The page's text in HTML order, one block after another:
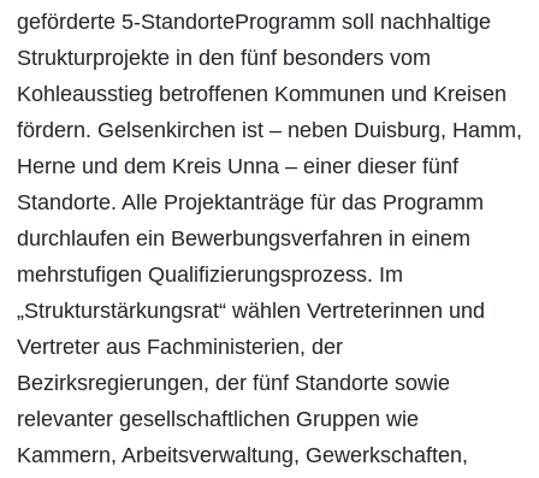
geförderte 5-StandorteProgramm soll nachhaltige
Strukturprojekte in den fünf besonders vom
Kohleausstieg betroffenen Kommunen und Kreisen
fördern. Gelsenkirchen ist – neben Duisburg, Hamm,
Herne und dem Kreis Unna – einer dieser fünf
Standorte. Alle Projektanträge für das Programm
durchlaufen ein Bewerbungsverfahren in einem
mehrstufigen Qualifizierungsprozess. Im
„Strukturstärkungsrat“ wählen Vertreterinnen und
Vertreter aus Fachministerien, der
Bezirksregierungen, der fünf Standorte sowie
relevanter gesellschaftlichen Gruppen wie
Kammern, Arbeitsverwaltung, Gewerkschaften,